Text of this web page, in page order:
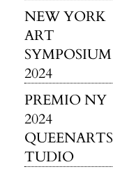
NEW YORK
ART
SYMPOSIUM
2024
PREMIO NY
2024
QUEENARTS
TUDIO